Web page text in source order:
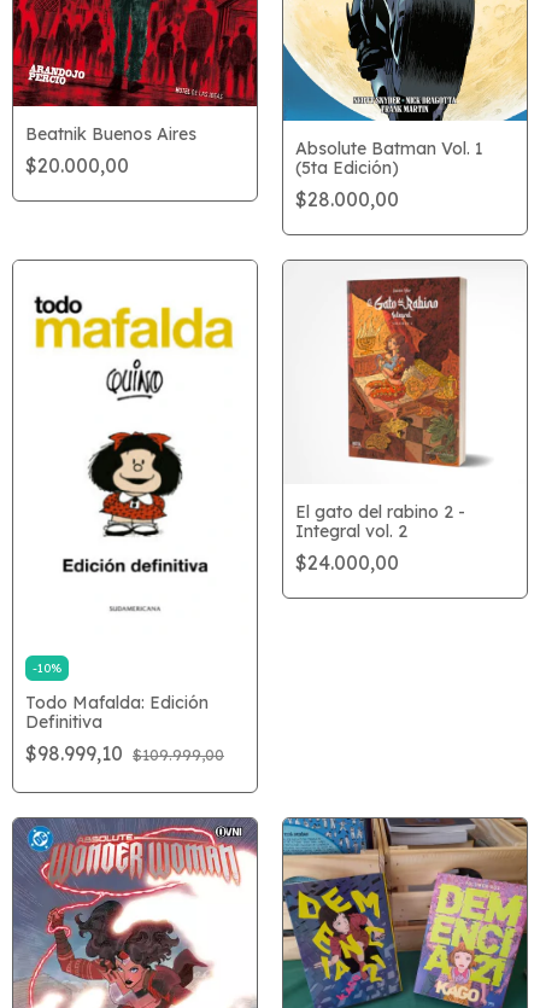
Beatnik Buenos Aires
$20.000,00
Absolute Batman Vol. 1
(5ta Edición)
$28.000,00
-10%
Todo Mafalda: Edición
Definitiva
$98.999,10 $109.999,00
El gato del rabino 2 -
Integral vol. 2
$24.000,00